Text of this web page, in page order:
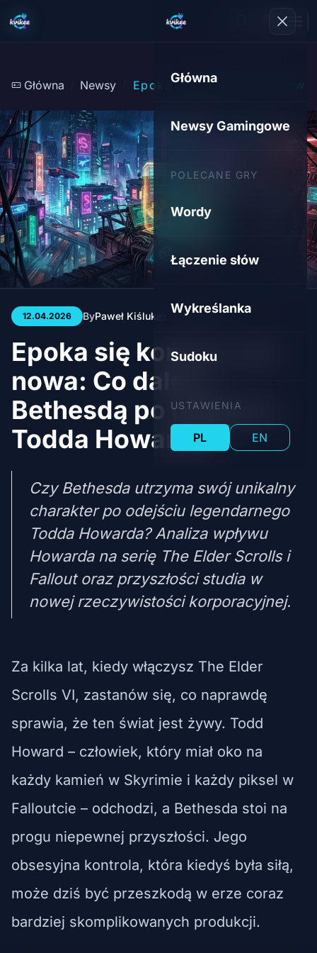
Główna
Newsy Gamingowe
POLECANE GRY
Wordy
Łączenie słów
Wykreślanka
Sudoku
USTAWIENIA
PL EN
Główna Newsy Epoka się kończy, era
12.04.2026 ByPaweł Kiśluk 3 min 41
Epoka się kończy, era
nowa: Co dalej z
Bethesdą po odejściu
Todda Howarda?
Czy Bethesda utrzyma swój unikalny
charakter po odejściu legendarnego
Todda Howarda? Analiza wpływu
Howarda na serię The Elder Scrolls i
Fallout oraz przyszłości studia w
nowej rzeczywistości korporacyjnej.
Za kilka lat, kiedy włączysz The Elder
Scrolls VI, zastanów się, co naprawdę
sprawia, że ten świat jest żywy. Todd
Howard – człowiek, który miał oko na
każdy kamień w Skyrimie i każdy piksel w
Falloutcie – odchodzi, a Bethesda stoi na
progu niepewnej przyszłości. Jego
obsesyjna kontrola, która kiedyś była siłą,
może dziś być przeszkodą w erze coraz
bardziej skomplikowanych produkcji.